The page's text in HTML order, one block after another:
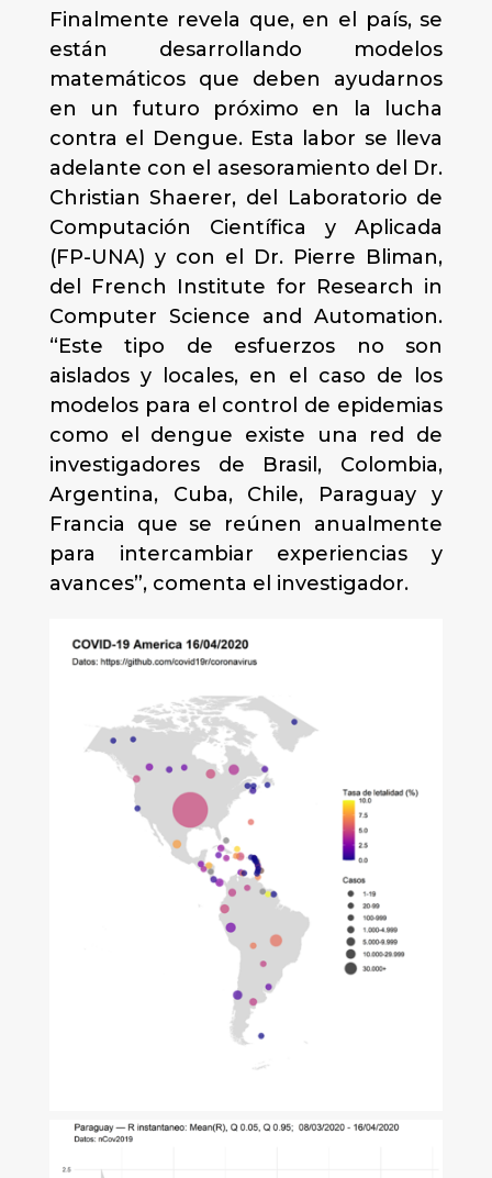
Finalmente revela que, en el país, se
están desarrollando modelos
matemáticos que deben ayudarnos
en un futuro próximo en la lucha
contra el Dengue. Esta labor se lleva
adelante con el asesoramiento del Dr.
Christian Shaerer, del Laboratorio de
Computación Científica y Aplicada
(FP-UNA) y con el Dr. Pierre Bliman,
del French Institute for Research in
Computer Science and Automation.
“Este tipo de esfuerzos no son
aislados y locales, en el caso de los
modelos para el control de epidemias
como el dengue existe una red de
investigadores de Brasil, Colombia,
Argentina, Cuba, Chile, Paraguay y
Francia que se reúnen anualmente
para intercambiar experiencias y
avances”, comenta el investigador.